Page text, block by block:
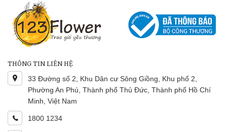
THÔNG TIN LIÊN HỆ
33 Đường số 2, Khu Dân cư Sông Giồng, Khu phố 2,
Phường An Phú, Thành phố Thủ Đức, Thành phố Hồ Chí
Minh, Việt Nam
1800 1234